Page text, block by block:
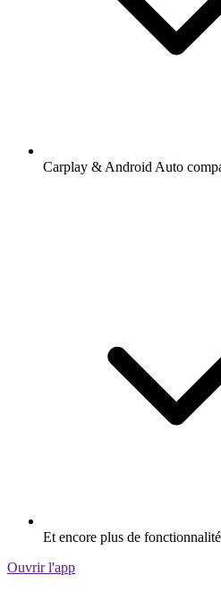
Carplay & Android Auto
Et encore plus de
Ouvrir l'app